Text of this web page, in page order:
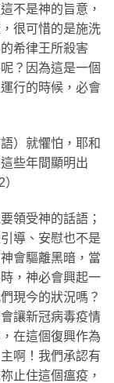
不是神的旨意，
很可惜的是施洗
希律王所殺害
？因為這是一個
行的時候，必會
）就懼怕，耶和
些年間顯明出
領受神的話語；
導、安慰也不是
會驅離黑暗，當
，神必會興起一
現今的狀況嗎？
讓新冠病毒疫情
在這個復興作為
啊！我們承認有
止住這個瘟疫，